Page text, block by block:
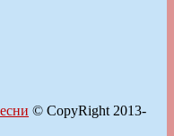
© CopyRight 2013-